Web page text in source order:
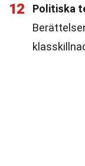
12
Politiska